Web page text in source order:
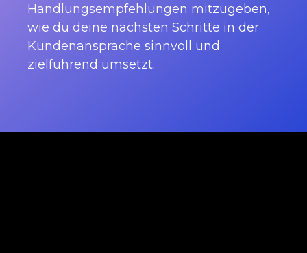
Handlungsempfehlungen mitzugeben,
wie du deine nächsten Schritte in der
Kundenansprache sinnvoll und
zielführend umsetzt.